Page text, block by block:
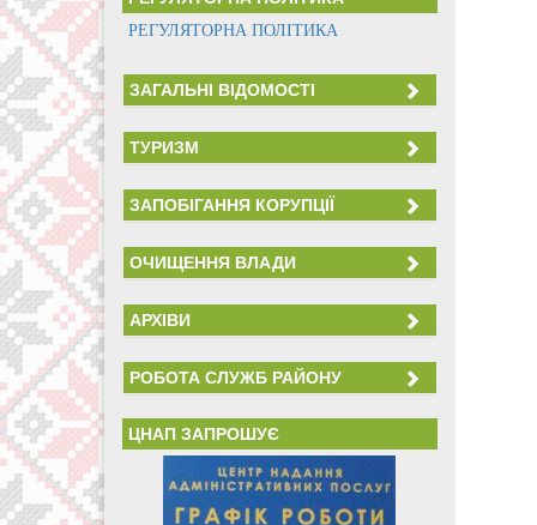
РЕГУЛЯТОРНА ПОЛІТИКА
ЗАГАЛЬНІ ВІДОМОСТІ
ТУРИЗМ
ЗАПОБІГАННЯ КОРУПЦІЇ
ОЧИЩЕННЯ ВЛАДИ
АРХІВИ
РОБОТА СЛУЖБ РАЙОНУ
ЦНАП ЗАПРОШУЄ